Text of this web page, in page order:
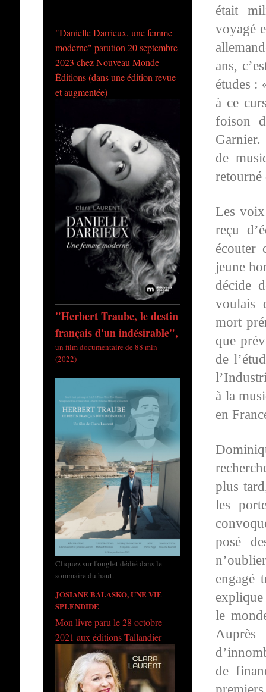
était
voyagé
ans,
études :
à ce
foison
Garnier.
de
Les voix
reçu
écouter
jeune
décide
voulais
mort
que
de
à la
en
plus
les
posé
engagé
le
de
"Danielle Darrieux, une femme
moderne" parution 20 septembre
2023 chez Nouveau Monde
Éditions (dans une édition revue
et augmentée)
"Herbert Traube, le destin
français d'un indésirable",
un film documentaire de 88 min
(2022)
Cliquez sur l'onglet dédié dans le
sommaire du haut.
JOSIANE BALASKO, UNE VIE
SPLENDIDE
Mon livre paru le 28 octobre
2021 aux éditions Tallandier